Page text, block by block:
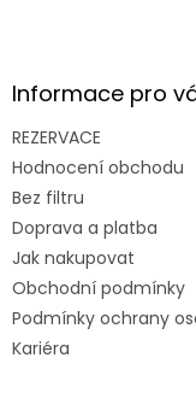
Informace pro
REZERVACE
Hodnocení obchodu
Bez filtru
Doprava a platba
Jak nakupovat
Obchodní podmínky
Podmínky ochrany
Kariéra